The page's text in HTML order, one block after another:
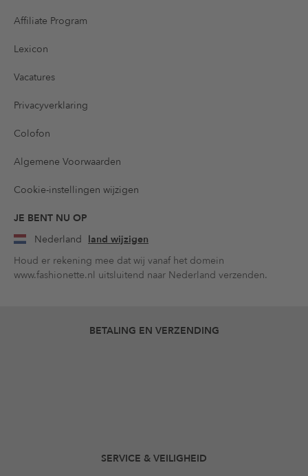
Affiliate Program
Lexicon
Vacatures
Privacyverklaring
Colofon
Algemene Voorwaarden
Cookie-instellingen wijzigen
JE BENT NU OP
Nederland land wijzigen
Houd er rekening mee dat wij vanaf het domein
www.fashionette.nl uitsluitend naar Nederland verzenden.
BETALING EN VERZENDING
SERVICE & VEILIGHEID